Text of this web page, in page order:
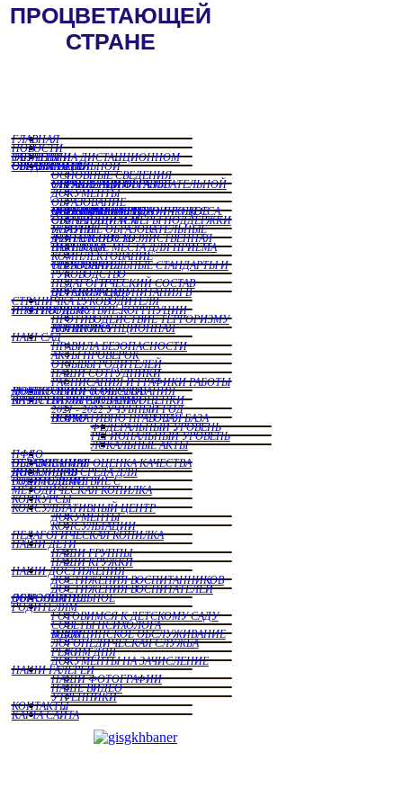
ГЛАВНАЯ
НОВОСТИ
ЗАНЯТИЯ НА ДИСТАНЦИОННОМ ОБУЧЕНИИ
СВЕДЕНИЯ ОБ ОБРАЗОРВАТЕЛЬНОЙ ОРГАНИЗАЦИИ
ОСНОВНЫЕ СВЕДЕНИЯ
СТРУКТУРА И ОРГАНЫ УПРАВЛЕНИЯ ОБРАЗОВАТЕЛЬНОЙ ОРГАНИЗАЦИИ
ДОКУМЕНТЫ
ОБРАЗОВАНИЕ
МАТЕРИАЛЬНО ТЕХНИЧЕСКОЕ ОБЕСПЕЧЕНИЕ И ОСНАЩЕННОСТЬ ОБРАЗОВАТЕЛЬНОГО ПРОЦЕССА. ДОСТУПНАЯ СРЕДА
СТЕПЕНДИИ И МЕРЫ ПОДДЕРЖКИ ОБУЧАЮЩИХСЯ
ПЛАТНЫЕ ОБРАЗОВАТЕЛЬНЫЕ УСЛУГИ
ФИНАНСОВО ХОЗЯЙСТВЕННАЯ ДЕЯТЕЛЬНОСТЬ
ВАКНТНЫЕ МЕСТА ДЛЯ ПРИЕМА ПЕРЕВОДА
КОМПЛЕКТОВАНИЕ
ОБРАЗОВАТЕЛЬНЫЕ СТАНДАРТЫ И ТРЕБОВАНИЯ
РУКОВОДСТВО
ПЕДАГОГИЧЕСКИЙ СОСТАВ
ОРГАНИЗАЦИЯ ПИТАНИЯ В ДЕТСКОМ САДУ
СТРАНИЧКА РУКОВОДИТЕЛЯ
ПРОТИВОДЕЙСТВИЕ КОРРПУЦИИ И ТЕРРОРИЗМУ
ПРОТИВОДЕЙСТВИЕ ТЕРРОРИЗМУ
АНТИКОРРУПЦИОННАЯ ПОЛИТИКА
НАШ САД
ПРАВИЛА БЕЗОПАСНОСТИ
АКТЫ ПРОВЕРОК
ОТЗЫВЫ РОДИТЕЛЕЙ
НАШИ СОТРУДНИКИ
РАСПИСАНИЯ И ГРАФИКИ РАБОТЫ
МОНИТОРИНГ КАЧЕСТВА ДОШКОЛЬНОГО ОБРАЗОВАНИЯ
ВНУТРЕННЯЯ СИСТЕМА ОЦЕНКИ КАЧЕСТВА ОБРАЗОВАНИЯ
2021 - 2022 УЧУБНЫЙ ГОД
НОРМАТИВНО ПРАВОВАЯ БАЗА ВСОКО
ФЕДЕРАЛЬНЫЙ УРОВЕНЬ
РЕГИОНАЛЬНЫЙ УРОВЕНЬ
ЛОКАЛЬНЫЕ АКТЫ
ПФДО
НЕЗАВИСИМАЯ ОЦЕНКА КАЧЕСТВА ОБРАЗОВАНИЯ
ДОСТУПНАЯ СРЕДА ДЛЯ ИНВАЛИДОВ
ВЗАИМОДЕЙСТВИЕ С РОДИТЕЛЯМИ
МЕТОДИЧЕСКАЯ КОПИЛКА
КОНКУРСЫ
КОНСУЛЬТАТИВНЫЙ ЦЕНТР
ДОКУМЕНТЫ
КОНСУЛЬТАЦИИ
ПЕДАГОГИЧЕСКАЯ КОПИЛКА
НАШИ ДЕТИ
НАШИ ГРУППЫ
НАШИ КРУЖКИ
НАШИ ДОСТИЖЕНИЯ
ДОСТИЖЕНИЯ ВОСПИТАННИКОВ
ДОСТИЖЕНИЯ ВОСПИТАТЕЛЕЙ
ДОПОЛНИТЕЛЬНОЕ ОБРАЗОВАНИЕ
РОДИТЕЛЯМ
ГОТОВИМСЯ К ДЕТСКОМУ САДУ
СОВЕТЫ ПСИХОЛОГА
МЕДИЦИНСКОЕ ОБСЛУЖИВАНИЕ В ДОУ
ЛОГОПЕДИЧЕСКАЯ СЛУЖБА
РЕЖИМ ДНЯ
ДОКУМЕНТЫ НА ЗАЧИСЛЕНИЕ
НАШИ ГАЛЕРЕИ
НАШИ ФОТОГРАФИИ
НАШЕ ВИДЕО
УТРЕННИКИ
КОНТАКТЫ
КАРТА САЙТА